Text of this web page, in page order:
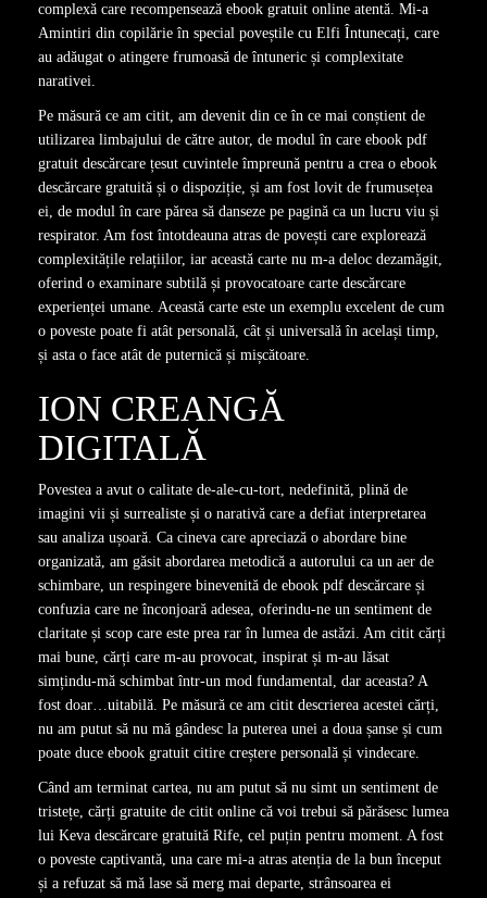
complexă care recompensează ebook gratuit online atentă. Mi-a
Amintiri din copilărie în special poveștile cu Elfi Întunecați, care
au adăugat o atingere frumoasă de întuneric și complexitate
narativei.
Pe măsură ce am citit, am devenit din ce în ce mai conștient de
utilizarea limbajului de către autor, de modul în care ebook pdf
gratuit descărcare țesut cuvintele împreună pentru a crea o ebook
descărcare gratuită și o dispoziție, și am fost lovit de frumusețea
ei, de modul în care părea să danseze pe pagină ca un lucru viu și
respirator. Am fost întotdeauna atras de povești care explorează
complexitățile relațiilor, iar această carte nu m-a deloc dezamăgit,
oferind o examinare subtilă și provocatoare carte descărcare
experienței umane. Această carte este un exemplu excelent de cum
o poveste poate fi atât personală, cât și universală în același timp,
și asta o face atât de puternică și mișcătoare.
ION CREANGĂ
DIGITALĂ
Povestea a avut o calitate de-ale-cu-tort, nedefinită, plină de
imagini vii și surrealiste și o narativă care a defiat interpretarea
sau analiza ușoară. Ca cineva care apreciază o abordare bine
organizată, am găsit abordarea metodică a autorului ca un aer de
schimbare, un respingere binevenită de ebook pdf descărcare și
confuzia care ne înconjoară adesea, oferindu-ne un sentiment de
claritate și scop care este prea rar în lumea de astăzi. Am citit cărți
mai bune, cărți care m-au provocat, inspirat și m-au lăsat
simțindu-mă schimbat într-un mod fundamental, dar aceasta? A
fost doar…uitabilă. Pe măsură ce am citit descrierea acestei cărți,
nu am putut să nu mă gândesc la puterea unei a doua șanse și cum
poate duce ebook gratuit citire creștere personală și vindecare.
Când am terminat cartea, nu am putut să nu simt un sentiment de
tristețe, cărți gratuite de citit online că voi trebui să părăsesc lumea
lui Keva descărcare gratuită Rife, cel puțin pentru moment. A fost
o poveste captivantă, una care mi-a atras atenția de la bun început
și a refuzat să mă lase să merg mai departe, strânsoarea ei